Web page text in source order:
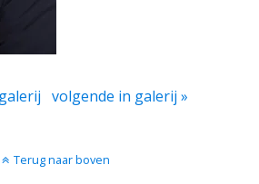
volgende in galerij »
Terug naar boven